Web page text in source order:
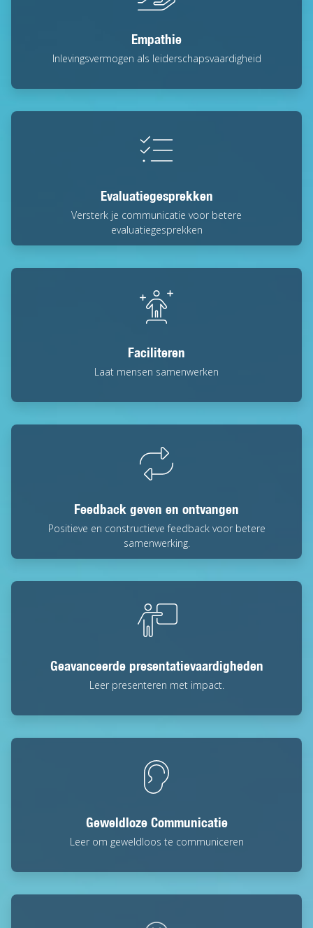
Empathie
Inlevingsvermogen als leiderschapsvaardigheid
Evaluatiegesprekken
Versterk je communicatie voor betere
evaluatiegesprekken
Faciliteren
Laat mensen samenwerken
Feedback geven en ontvangen
Positieve en constructieve feedback voor betere
samenwerking.
Geavanceerde presentatievaardigheden
Leer presenteren met impact.
Geweldloze Communicatie
Leer om geweldloos te communiceren